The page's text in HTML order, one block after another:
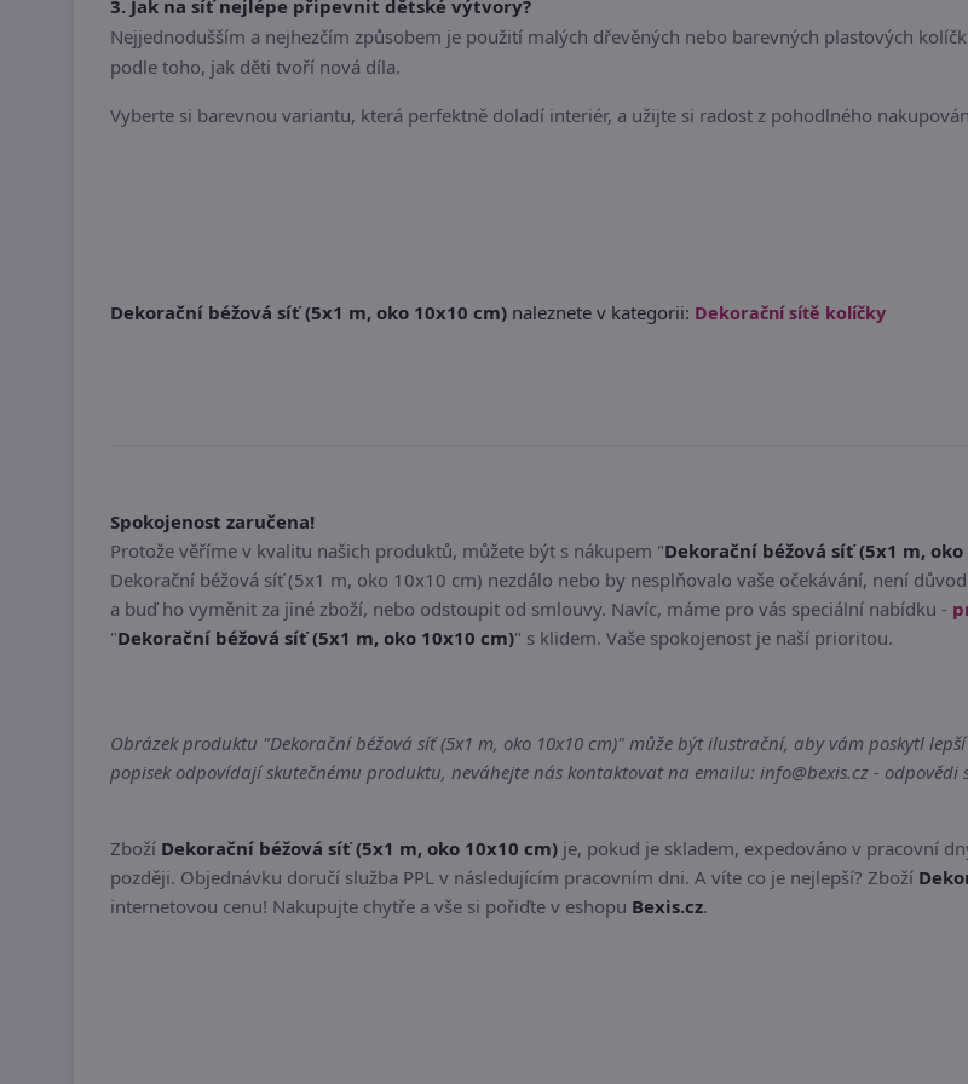
3. Jak na síť nejlépe připevnit dětské výtvory?
Nejjednodušším a nejhezčím způsobem je použití malých dřevěných nebo barevných plastových
podle toho, jak děti tvoří nová díla.
Vyberte si barevnou variantu, která perfektně doladí interiér, a užijte si radost z pohodlného
Dekorační béžová síť (5x1 m, oko 10x10 cm) naleznete v kategorii: Dekorační sítě kolíčky
Spokojenost zaručena!
Protože věříme v kvalitu našich produktů, můžete být s nákupem "Dekorační béžová síť (5x1 m,
Dekorační béžová síť (5x1 m, oko 10x10 cm) nezdálo nebo by nesplňovalo vaše očekávání, není
a buď ho vyměnit za jiné zboží, nebo odstoupit od smlouvy. Navíc, máme pro vás speciální nabídku -
"Dekorační béžová síť (5x1 m, oko 10x10 cm)" s klidem. Vaše spokojenost je naší prioritou.
Obrázek produktu "Dekorační béžová síť (5x1 m, oko 10x10 cm)" může být ilustrační, aby vám poskytl
popisek odpovídají skutečnému produktu, neváhejte nás kontaktovat na emailu: info@bexis.cz - odpovědi
Zboží Dekorační béžová síť (5x1 m, oko 10x10 cm) je, pokud je skladem, expedováno v pracovní
později. Objednávku doručí služba PPL v následujícím pracovním dni. A víte co je nejlepší? Zboží
internetovou cenu! Nakupujte chytře a vše si pořiďte v eshopu Bexis.cz.